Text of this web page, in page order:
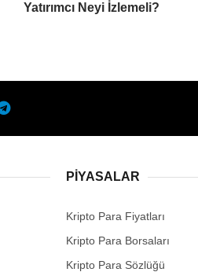
Yatırımcı Neyi İzlemeli?
PIYASALAR
Kripto Para Fiyatları
Kripto Para Borsaları
Kripto Para Sözlüğü